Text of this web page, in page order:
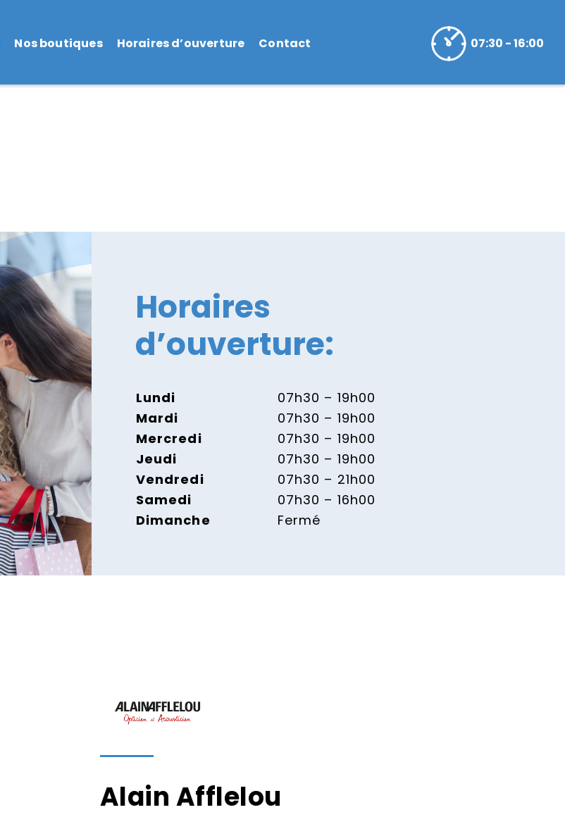
Nos boutiques Horaires d’ouverture Contact 07:30 - 16:00
Horaires
d’ouverture:
Lundi
07h30 – 19h00
Mardi
07h30 – 19h00
Mercredi
07h30 – 19h00
Jeudi
07h30 – 19h00
Vendredi
07h30 – 21h00
Samedi
07h30 – 16h00
Dimanche
Fermé
Alain Afflelou